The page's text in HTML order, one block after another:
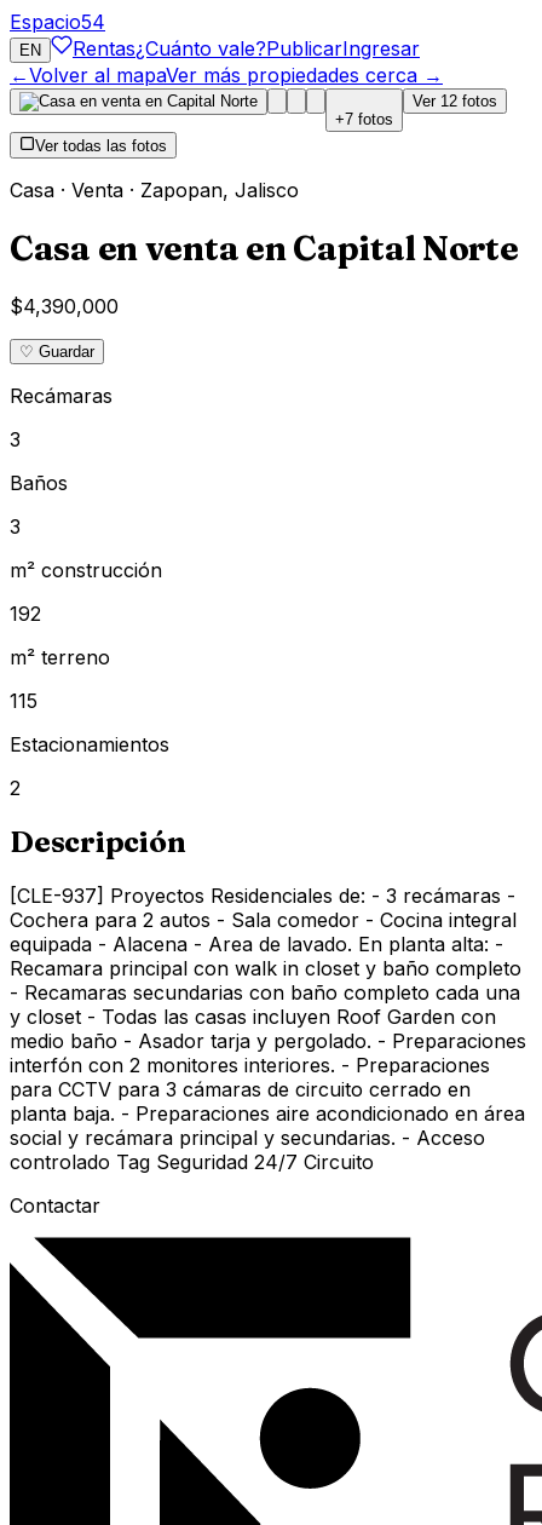
Espacio54
EN Rentas¿Cuánto vale?PublicarIngresar
←Volver al mapaVer más propiedades cerca →
+7 fotos
Ver 12 fotos
Ver todas las fotos
Casa · Venta · Zapopan, Jalisco
Casa en venta en Capital Norte
$4,390,000
♡ Guardar
Recámaras
3
Baños
3
m² construcción
192
m² terreno
115
Estacionamientos
2
Descripción
[CLE-937] Proyectos Residenciales de: - 3 recámaras -
Cochera para 2 autos - Sala comedor - Cocina integral
equipada - Alacena - Area de lavado. En planta alta: -
Recamara principal con walk in closet y baño completo
- Recamaras secundarias con baño completo cada una
y closet - Todas las casas incluyen Roof Garden con
medio baño - Asador tarja y pergolado. - Preparaciones
interfón con 2 monitores interiores. - Preparaciones
para CCTV para 3 cámaras de circuito cerrado en
planta baja. - Preparaciones aire acondicionado en área
social y recámara principal y secundarias. - Acceso
controlado Tag Seguridad 24/7 Circuito
Contactar